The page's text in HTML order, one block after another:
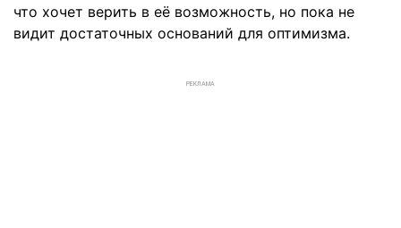
что хочет верить в её возможность, но пока не
видит достаточных оснований для оптимизма.
РЕКЛАМА